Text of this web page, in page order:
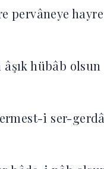
pervâneye
hübâb olsun
i ser-